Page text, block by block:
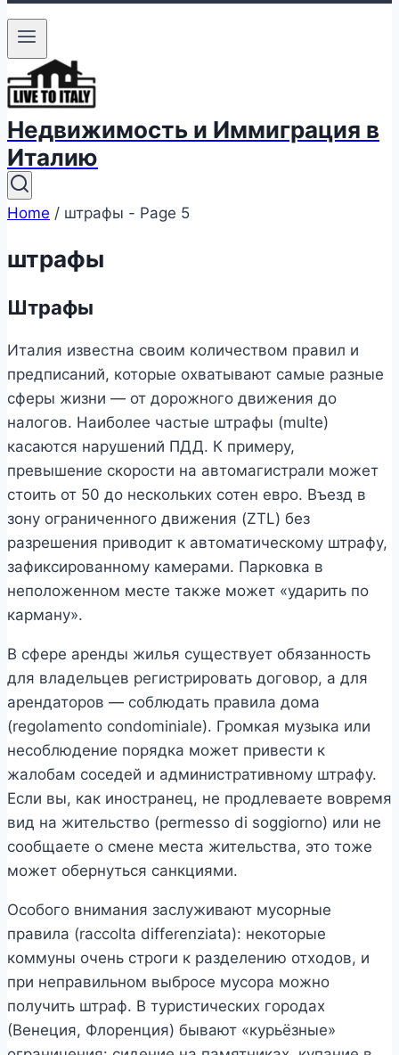
Недвижимость и Иммиграция в
Италию
Home / штрафы - Page 5
штрафы
Штрафы
Италия известна своим количеством правил и
предписаний, которые охватывают самые разные
сферы жизни — от дорожного движения до
налогов. Наиболее частые штрафы (multe)
касаются нарушений ПДД. К примеру,
превышение скорости на автомагистрали может
стоить от 50 до нескольких сотен евро. Въезд в
зону ограниченного движения (ZTL) без
разрешения приводит к автоматическому штрафу,
зафиксированному камерами. Парковка в
неположенном месте также может «ударить по
карману».
В сфере аренды жилья существует обязанность
для владельцев регистрировать договор, а для
арендаторов — соблюдать правила дома
(regolamento condominiale). Громкая музыка или
несоблюдение порядка может привести к
жалобам соседей и административному штрафу.
Если вы, как иностранец, не продлеваете вовремя
вид на жительство (permesso di soggiorno) или не
сообщаете о смене места жительства, это тоже
может обернуться санкциями.
Особого внимания заслуживают мусорные
правила (raccolta differenziata): некоторые
коммуны очень строги к разделению отходов, и
при неправильном выбросе мусора можно
получить штраф. В туристических городах
(Венеция, Флоренция) бывают «курьёзные»